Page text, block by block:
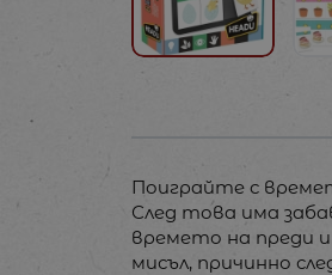
Поиграйте с
След това има
времето на преди
мисъл, причинно